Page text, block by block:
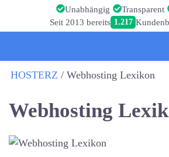
Unabhängig Transparent
Seit 2013 bereits 1.217
HOSTERZ / Webhosting Lexikon
Webhosting